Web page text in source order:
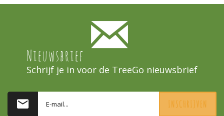
Nieuwsbrief
Schrijf je in voor de TreeGo nieuwsbrief
INSCHRIJVEN